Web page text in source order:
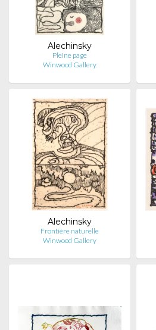
Alechinsky
Pleine page
Winwood Gallery
Alechinsky
Frontière naturelle
Winwood Gallery